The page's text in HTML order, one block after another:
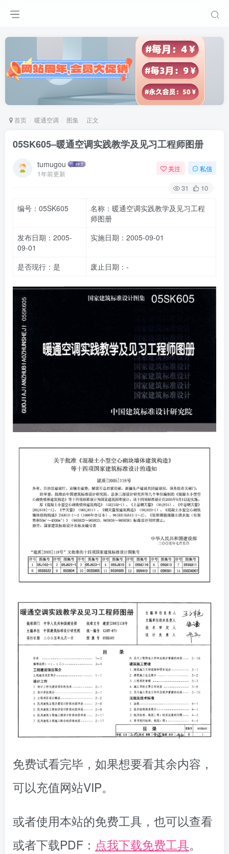
首页 暖通空调 图集 正文
05SK605–暖通空调实践教学及见习工程师图册
tumugou
1年前更新
关注 私信
31 10
编号：05SK605
名称：暖通空调实践教学及见习工程
师图册
发布日期：2005-
09-01
实施日期：2005-09-01
是否现行：是 废止日期：-
免费试看完毕，如果想要看其余内容，
可以充值网站VIP。
或者使用本站的免费工具，也可以查看
或者下载PDF： 点我下载免费工具。